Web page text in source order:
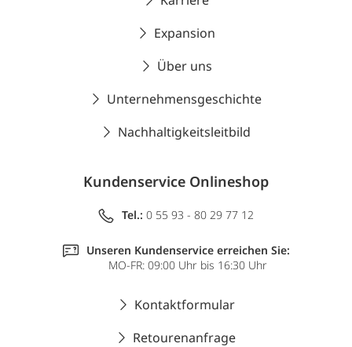
Expansion
Über uns
Unternehmensgeschichte
Nachhaltigkeitsleitbild
Kundenservice Onlineshop
Tel.: 0 55 93 - 80 29 77 12
Unseren Kundenservice erreichen Sie:
MO-FR: 09:00 Uhr bis 16:30 Uhr
Kontaktformular
Retourenanfrage